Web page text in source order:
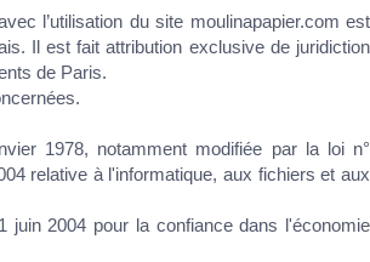
l’utilisation du site moulinapapier.com est
Il est fait attribution exclusive de juridiction
de Paris.
1978, notamment modifiée par la loi n°
relative à l'informatique, aux fichiers et aux
juin 2004 pour la confiance dans l'économie